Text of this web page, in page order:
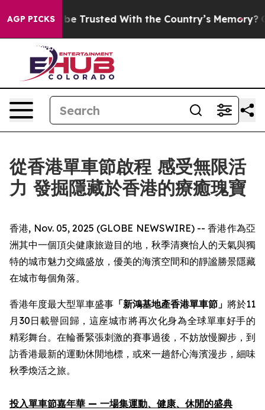
AGP PICKS
Trusted With the Country’s Memory? CBS News
從香港單車節啟程 感受無限活
力 發掘隱藏於香港的療癒瑰寶
香港, Nov. 05, 2025 (GLOBE NEWSWIRE) -- 香港作為亞
洲其中一個頂尖健康旅遊目的地，秋季清爽怡人的天氣與獨
特的城市魅力交織盛放，優美的海濱空間和的靜謐勝景隱藏
在城市每個角落。
香港年度最大型單車盛事 「新鴻基地產香港單車節 」 將於11
月30日載譽回歸，這座城市將再次化身為全球單車好手的
精彩舞台。在輪番緊張刺激的賽事過後，不妨放慢腳步，到
訪香港最新的運動休閒地標，或來一趟舒心海濱漫步，細味
秋季煥活之旅。
投入單車節嘉年華 — 一場集運動、健康、休閒的盛典